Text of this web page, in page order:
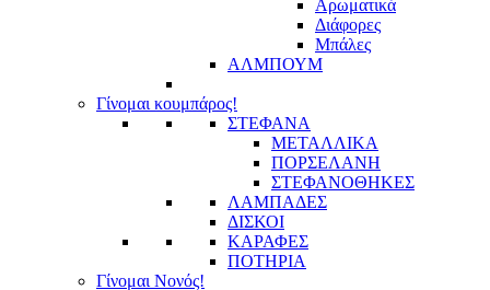
Αρωματικά
Διάφορες
Μπάλες
ΑΛΜΠΟΥΜ
Γίνομαι κουμπάρος!
ΣΤΕΦΑΝΑ
ΜΕΤΑΛΛΙΚΑ
ΠΟΡΣΕΛΑΝΗ
ΣΤΕΦΑΝΟΘΗΚΕΣ
ΛΑΜΠΑΔΕΣ
ΔΙΣΚΟΙ
ΚΑΡΑΦΕΣ
ΠΟΤΗΡΙΑ
Γίνομαι Νονός!